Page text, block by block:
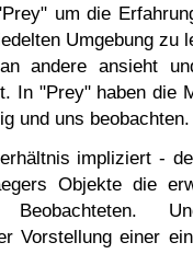
um die
Umgebung zu
andere ansieht
In "Prey" haben die
und uns beobachten.
impliziert -
Objekte die
Vorstellung einer